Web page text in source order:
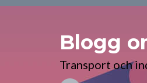
Blogg
Transport och